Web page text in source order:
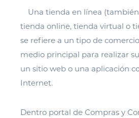
Una tienda en línea
tienda online, tienda virtual o
se refiere a un tipo de
medio principal para realizar
un sitio web o una aplicación
Internet.
Dentro portal de Compras y